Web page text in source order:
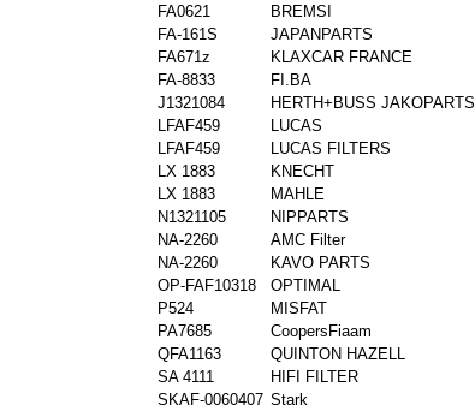
FA0621
BREMSI
FA-161S
JAPANPARTS
FA671z
KLAXCAR FRANCE
FA-8833
FI.BA
J1321084
HERTH+BUSS JAKOPARTS
LFAF459
LUCAS
LFAF459
LUCAS FILTERS
LX 1883
KNECHT
LX 1883
MAHLE
N1321105
NIPPARTS
NA-2260
AMC Filter
NA-2260
KAVO PARTS
OP-FAF10318
OPTIMAL
P524
MISFAT
PA7685
CoopersFiaam
QFA1163
QUINTON HAZELL
SA 4111
HIFI FILTER
SKAF-0060407 Stark